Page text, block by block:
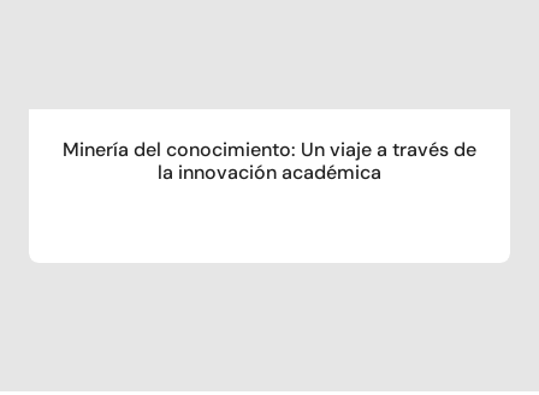
Minería del conocimiento: Un viaje a través de
la innovación académica